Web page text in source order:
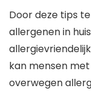
Door deze tips
allergenen in
kan mensen
overwegen